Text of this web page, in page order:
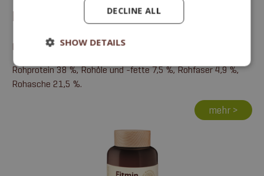
FITMIN DOG PURITY COAT & SKIN 160 G
Ergänzungsfuttermittel für erwachsene Hunde
Rohprotein 38 %, Rohöle und -fette 7,5 %, Rohfaser 4,9 %,
Rohasche 21,5 %.
mehr >
DECLINE ALL
SHOW DETAILS